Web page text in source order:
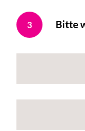
3 Bitte